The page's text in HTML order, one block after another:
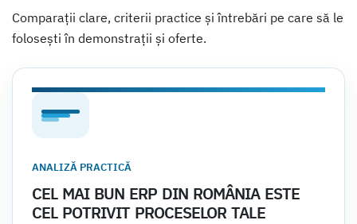
Comparații clare, criterii practice și întrebări pe care să le
folosești în demonstrații și oferte.
ANALIZĂ PRACTICĂ
CEL MAI BUN ERP DIN ROMÂNIA ESTE
CEL POTRIVIT PROCESELOR TALE